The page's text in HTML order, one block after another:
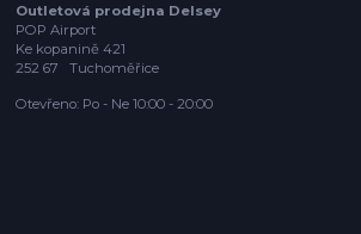
Outletová prodejna Delsey
POP Airport
Ke kopanině 421
252 67 Tuchoměřice
Otevřeno: Po - Ne 10:00 - 20:00